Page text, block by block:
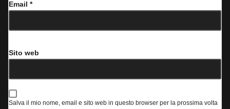
Email *
Sito web
Salva il mio nome, email e sito web in questo browser per la prossima volta